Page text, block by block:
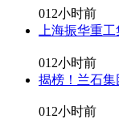
012小时前
上海振华重
012小时前
揭榜！兰石集
012小时前